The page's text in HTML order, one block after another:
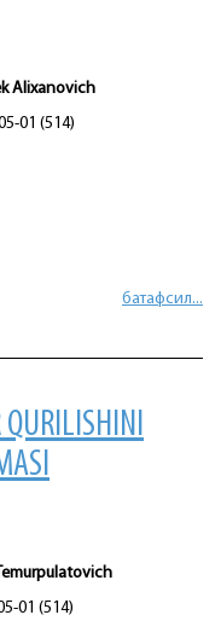
Alixanovich
01 (514)
батафсил...
QURILISHINI
01 (514)